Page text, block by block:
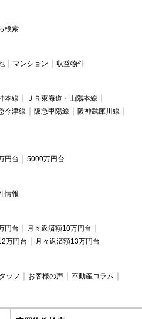
検索
マンション 収益物件
本線
ＪＲ東海道・山陽本線
今津線 阪急甲陽線
阪神武庫川線
円台 5000万円台
情報
円台
月々返済額10万円台
万円台 月々返済額13万円台
ッフ お客様の声
不動産コラム